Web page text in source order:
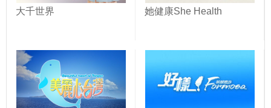
大千世界 她健康She Health